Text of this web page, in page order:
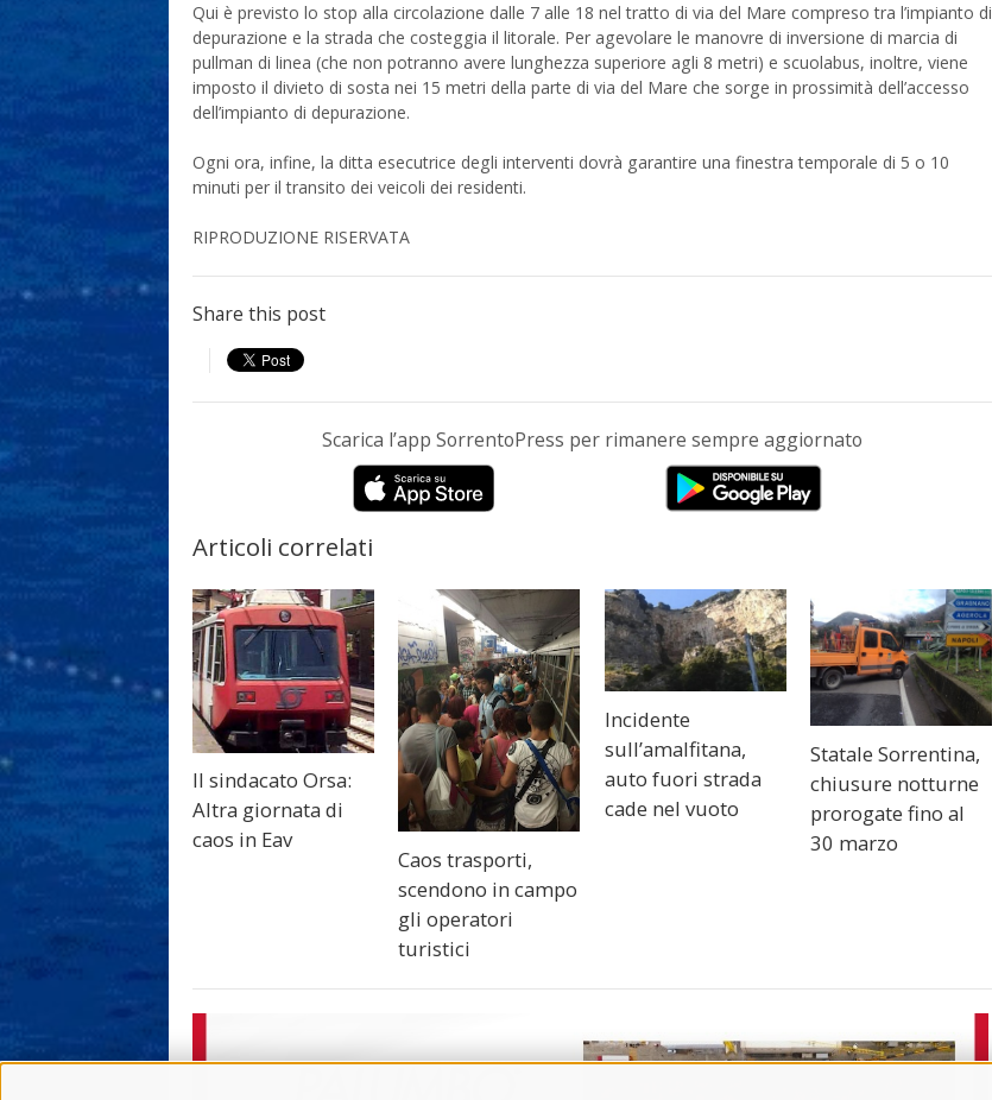
Qui è previsto lo stop alla circolazione dalle 7 alle 18 nel tratto di via del Mare compreso tra l’impianto di
depurazione e la strada che costeggia il litorale. Per agevolare le manovre di inversione di marcia di
pullman di linea (che non potranno avere lunghezza superiore agli 8 metri) e scuolabus, inoltre, viene
imposto il divieto di sosta nei 15 metri della parte di via del Mare che sorge in prossimità dell’accesso
dell’impianto di depurazione.
Ogni ora, infine, la ditta esecutrice degli interventi dovrà garantire una finestra temporale di 5 o 10
minuti per il transito dei veicoli dei residenti.
RIPRODUZIONE RISERVATA
Share this post
Scarica l’app SorrentoPress per rimanere sempre aggiornato
Articoli correlati
Il sindacato Orsa:
Altra giornata di
caos in Eav
Caos trasporti,
scendono in campo
gli operatori
turistici
Incidente
sull’amalfitana,
auto fuori strada
cade nel vuoto
Statale Sorrentina,
chiusure notturne
prorogate fino al
30 marzo